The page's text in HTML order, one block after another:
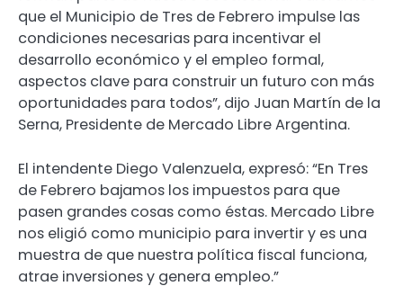
que el Municipio de Tres de Febrero impulse las
condiciones necesarias para incentivar el
desarrollo económico y el empleo formal,
aspectos clave para construir un futuro con más
oportunidades para todos”, dijo Juan Martín de la
Serna, Presidente de Mercado Libre Argentina.
El intendente Diego Valenzuela, expresó: “En Tres
de Febrero bajamos los impuestos para que
pasen grandes cosas como éstas. Mercado Libre
nos eligió como municipio para invertir y es una
muestra de que nuestra política fiscal funciona,
atrae inversiones y genera empleo.”